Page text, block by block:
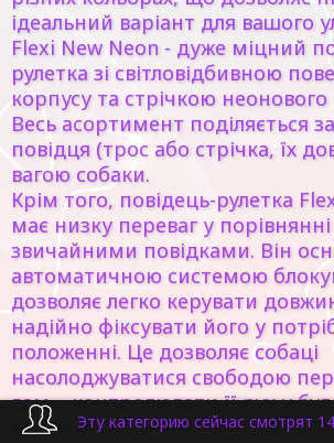
ідеальний варіант для вашого
Flexi New Neon - дуже міцний
рулетка зі світловідбивною
корпусу та стрічкою неонового
Весь асортимент поділяється
повідця (трос або стрічка, їх
вагою собаки.
Крім того, повідець-рулетка
має низку переваг у порівнянні
звичайними повідками. Він
автоматичною системою
дозволяє легко керувати
надійно фіксувати його у
положенні. Це дозволяє собаці
насолоджуватися свободою
вам – контролювати її рух у
момент.Эту категорию сейчас смотрят